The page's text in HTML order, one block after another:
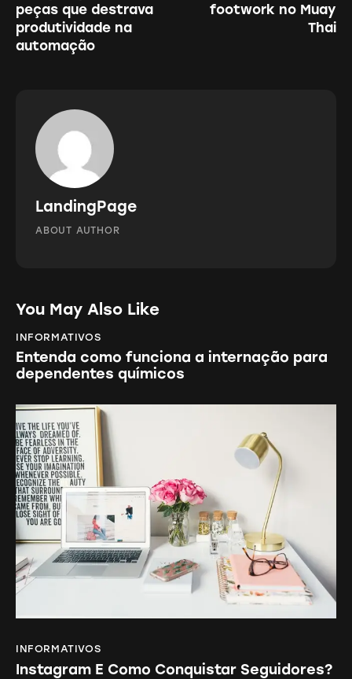
peças que destrava
produtividade na
automação
footwork no Muay
Thai
LandingPage
ABOUT AUTHOR
You May Also Like
INFORMATIVOS
Entenda como funciona a internação para
dependentes químicos
INFORMATIVOS
Instagram E Como Conquistar Seguidores?